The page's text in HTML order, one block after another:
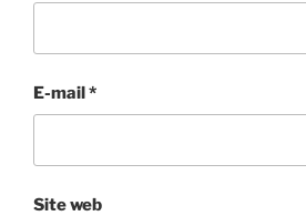
E-mail*
Site web